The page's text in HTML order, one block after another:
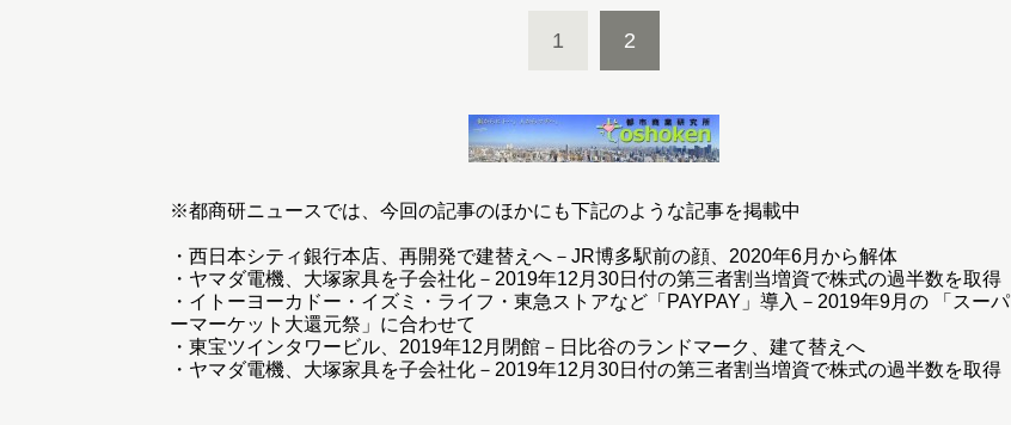
1 2
※都商研ニュースでは、今回の記事のほかにも下記のような記事を掲載中
・ 西日本シティ銀行本店、再開発で建替えへ－JR博多駅前の顔、2020年6月から解体
・ ヤマダ電機、大塚家具を子会社化－2019年12月30日付の第三者割当増資で株式の過半数を取得
・ イトーヨーカドー・イズミ・ライフ・東急ストアなど「PAYPAY」導入－2019年9月の 「スーパ
ーマーケット大還元祭」に合わせて
・ 東宝ツインタワービル、2019年12月閉館－日比谷のランドマーク、建て替えへ
・ ヤマダ電機、大塚家具を子会社化－2019年12月30日付の第三者割当増資で株式の過半数を取得